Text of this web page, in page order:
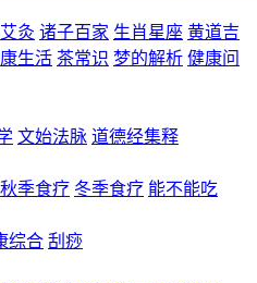
灸 诸子百家 生肖星座 黄道吉
生活 茶常识 梦的解析 健康问
文始法脉 道德经集释
秋季食疗 冬季食疗 能不能吃
综合 刮痧